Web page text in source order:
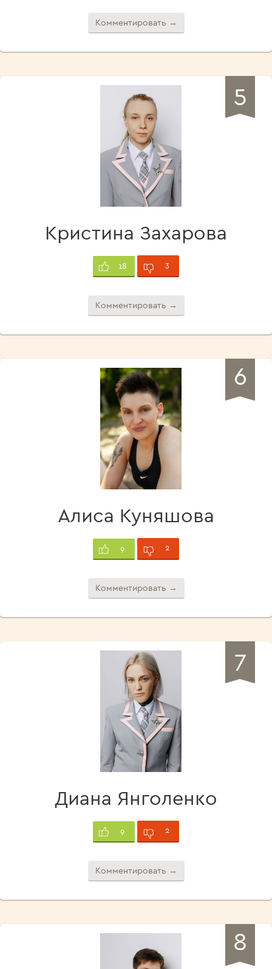
Комментировать →
5
Кристина Захарова
18 3
Комментировать →
6
Алиса Куняшова
9 2
Комментировать →
7
Диана Янголенко
9 2
Комментировать →
8